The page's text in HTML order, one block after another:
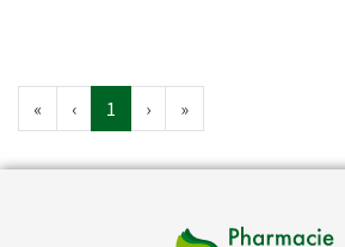
« ‹ 1 › »